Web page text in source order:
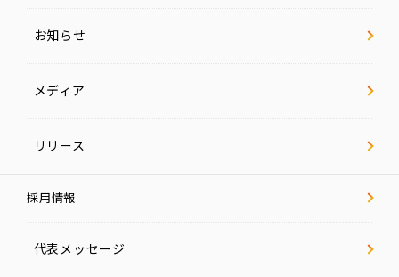
お知らせ
メディア
リリース
採用情報
代表メッセージ